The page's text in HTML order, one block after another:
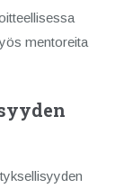
mentoreita